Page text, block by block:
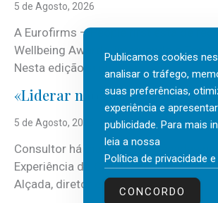
5 de Agosto, 2026
A Eurofirms – People first está de
Wellbeing Awards, integrando o Top
Nesta edição, a multinacional...
«Liderar não é um talento
5 de Agosto, 2026
Consultor há mais de três décadas
Experiência do Cliente, Vendas e
Alçada, diretor executivo da...
Publicamos cookies
analisar o tráfego,
suas preferências,
experiência e apresentar
publicidade. Para mais
leia a nossa
Política de privacidade
CONCORDO